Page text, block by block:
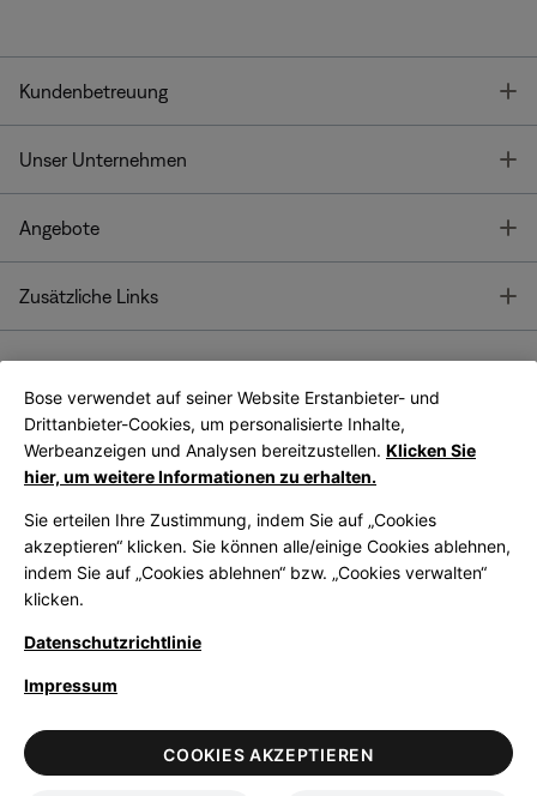
Kundenbetreuung
Unser Unternehmen
Angebote
Zusätzliche Links
Bose App
Bose Connect
App
LegalDatenschutzrichtlinieZugänglichkeitHinweis zu Cookies
VerkaufsbedingungenNutzungsbedingungen
Bose verwendet auf seiner Website Erstanbieter- und
Drittanbieter-Cookies, um personalisierte Inhalte,
Werbeanzeigen und Analysen bereitzustellen. Klicken Sie
hier, um weitere Informationen zu erhalten.
Sie erteilen Ihre Zustimmung, indem Sie auf „Cookies
akzeptieren“ klicken. Sie können alle/einige Cookies ablehnen,
indem Sie auf „Cookies ablehnen“ bzw. „Cookies verwalten“
klicken.
Datenschutzrichtlinie
Impressum
COOKIES AKZEPTIEREN